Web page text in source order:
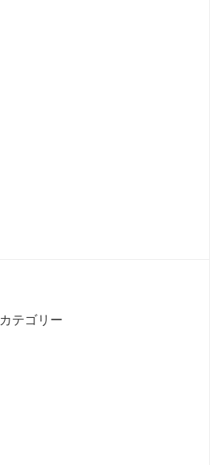
カテゴリー